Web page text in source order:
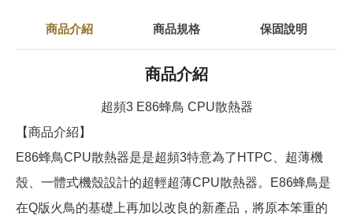
商品介紹 商品規格 保固說明
商品介紹
超頻3 E86蜂鳥 CPU散熱器
【商品介紹】
E86蜂鳥CPU散熱器是是超頻3特意為了HTPC、超薄機
殼、一體式機殼設計的超輕超薄CPU散熱器。E86蜂鳥是
在Q版火鳥的基礎上再加以改良的新產品，將原本笨重的